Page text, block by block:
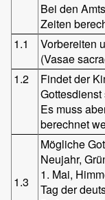
Bei den
Zeiten
1.1
Vorbereiten
(Vasae
1.2
Findet der
Es muss
berechnet
1.3
Mögliche
Neujahr,
1. Mai,
Tag der